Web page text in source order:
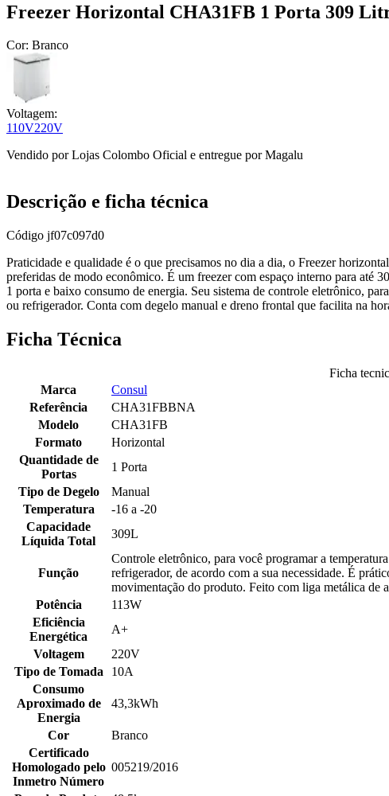
Freezer Horizontal CHA31FB 1 Porta 309
Cor: Branco
Voltagem:
110V220V
Vendido porLojas Colombo Oficial e entregue por Magalu
Descrição e ficha técnica
Código jf07c097d0
Praticidade e qualidade é o que precisamos no dia a dia, o Freezer
preferidas de modo econômico. É um freezer com espaço interno para
1 porta e baixo consumo de energia. Seu sistema de controle eletrônico,
ou refrigerador. Conta com degelo manual e dreno frontal que facilita na
Ficha Técnica
Ficha
Marca
Consul
Referência
CHA31FBBNA
Modelo
CHA31FB
Formato
Horizontal
Quantidade de
Portas
1 Porta
Tipo de Degelo
Manual
Temperatura
-16 a -20
Capacidade
Líquida Total
309L
Função
Controle eletrônico, para você programar a
refrigerador, de acordo com a sua necessidade. É
movimentação do produto. Feito com liga metálica de
Potência
113W
Eficiência
Energética
A+
Voltagem
220V
Tipo de Tomada
10A
Consumo
Aproximado de
Energia
43,3kWh
Cor
Branco
Certificado
Homologado pelo
Inmetro Número
005219/2016